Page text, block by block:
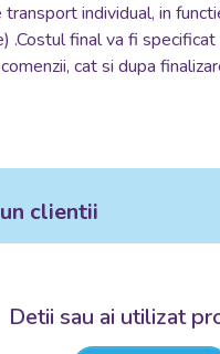
transport individual, in
.Costul final va fi
cat si dupa
clientii
Detii sau ai utilizat